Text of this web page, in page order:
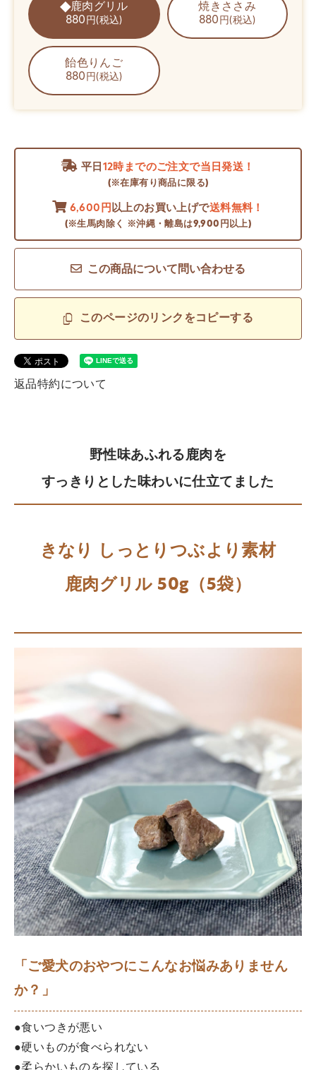
鹿肉グリル
880 円(税込)
焼きささみ
880 円(税込)
飴色りんご
880 円(税込)
平日 12時までのご注文で当日発送！
(※在庫有り商品に限る)
6,600円 以上のお買い上げで送料無料！
(※生馬肉除く ※沖縄・離島は9,900円以上)
この商品について問い合わせる
このページのリンクをコピーする
返品特約について
野性味あふれる鹿肉を
すっきりとした味わいに仕立てました
きなり しっとりつぶより素材
鹿肉グリル 50g（5袋）
「ご愛犬のおやつにこんなお悩みありません
か？」
●食いつきが悪い
●硬いものが食べられない
●柔らかいものを探している